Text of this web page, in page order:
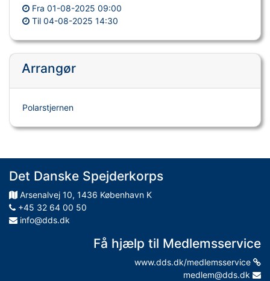
Fra 01-08-2025 09:00
Til 04-08-2025 14:30
Arrangør
Polarstjernen
Det Danske Spejderkorps
Arsenalvej 10, 1436 København K
+45 32 64 00 50
info@dds.dk
Få hjælp til Medlemsservice
www.dds.dk/medlemsservice
medlem@dds.dk